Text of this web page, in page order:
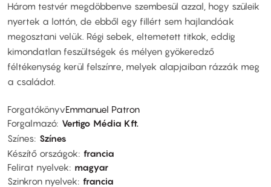
Három testvér megdöbbenve szembesül azzal, hogy szüleik
nyertek a lottón, de ebből egy fillért sem hajlandóak
megosztani velük. Régi sebek, eltemetett titkok, eddig
kimondatlan feszültségek és mélyen gyökeredző
féltékenység kerül felszínre, melyek alapjaiban rázzák meg
a családot.
ForgatókönyvEmmanuel Patron
Forgalmazó Vertigo Média Kft.
Színes Színes
Készítő országok francia
Felirat nyelvek
magyar
Szinkron nyelvek francia